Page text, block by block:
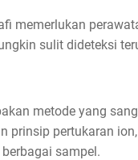
memerlukan
sulit dideteksi
metode yang
prinsip pertukaran
sampel.